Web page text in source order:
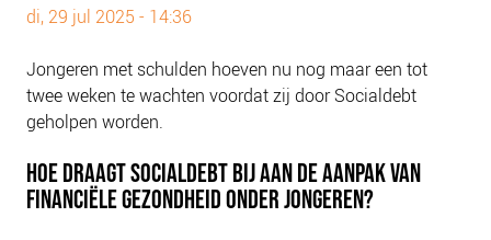
DE VOORZIENINGENWIJZER
OVER ONS
VISIE EN MISSIE
HET TEAM
ONZE PARTNERS
di, 29 jul 2025 - 14:36
Jongeren met schulden hoeven nu nog maar een tot
twee weken te wachten voordat zij door Socialdebt
geholpen worden.
HOE DRAAGT SOCIALDEBT BIJ AAN DE AANPAK VAN
FINANCIËLE GEZONDHEID ONDER JONGEREN?